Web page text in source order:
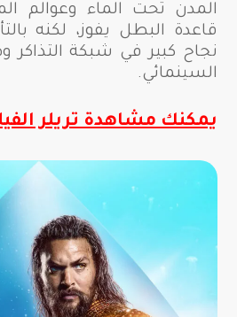
المدن تحت الماء وعوالم
قاعدة البطل يفوز، لكنه
نجاح كبير في شبكة التذاكر
السينمائي.
يمكنك مشاهدة تريلر